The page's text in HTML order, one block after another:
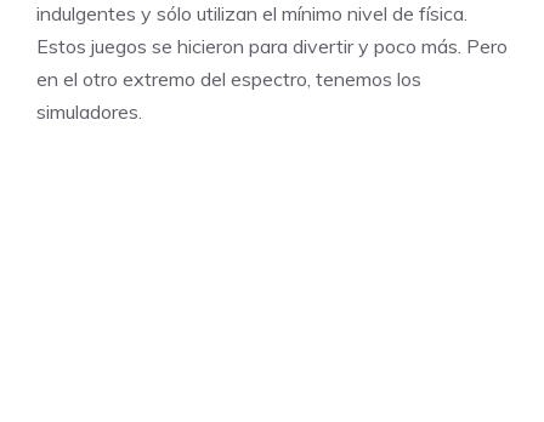
indulgentes y sólo utilizan el mínimo nivel de física.
Estos juegos se hicieron para divertir y poco más. Pero
en el otro extremo del espectro, tenemos los
simuladores.